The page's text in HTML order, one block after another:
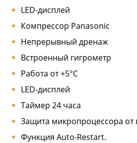
LED-дисплей
Компрессор Panasonic
Непрерывный дренаж
Встроенный гигрометр
Работа от +5°С
LED-дисплей
Таймер 24 часа
Защита микропроцессора от
Функция Auto-Restart.